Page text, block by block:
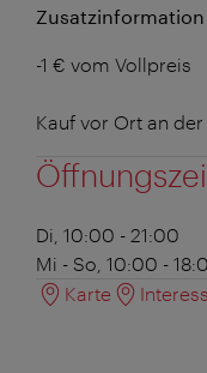
-1 € vom Vollpreis
Kauf vor Ort an der
Di, 10:00 - 21:00
Mi - So, 10:00 -
Karte